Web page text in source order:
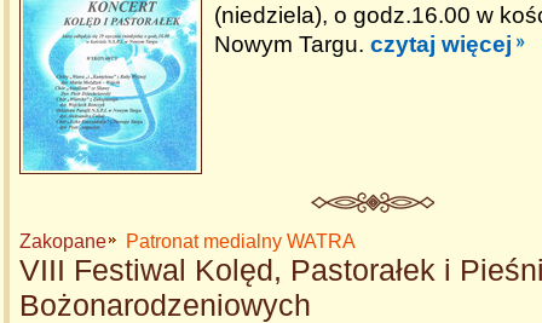
(niedziela), o godz.16.00 w
Nowym Targu. czytaj więcej
Zakopane Patronat medialny WATRA
VIII Festiwal Kolęd, Pastorałek i
Bożonarodzeniowych